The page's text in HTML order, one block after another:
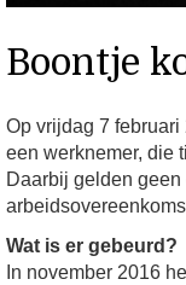
Boontje
Op vrijdag 7
een werknemer, die
Daarbij gelden
Wat is er gebeurd?
In november 2016